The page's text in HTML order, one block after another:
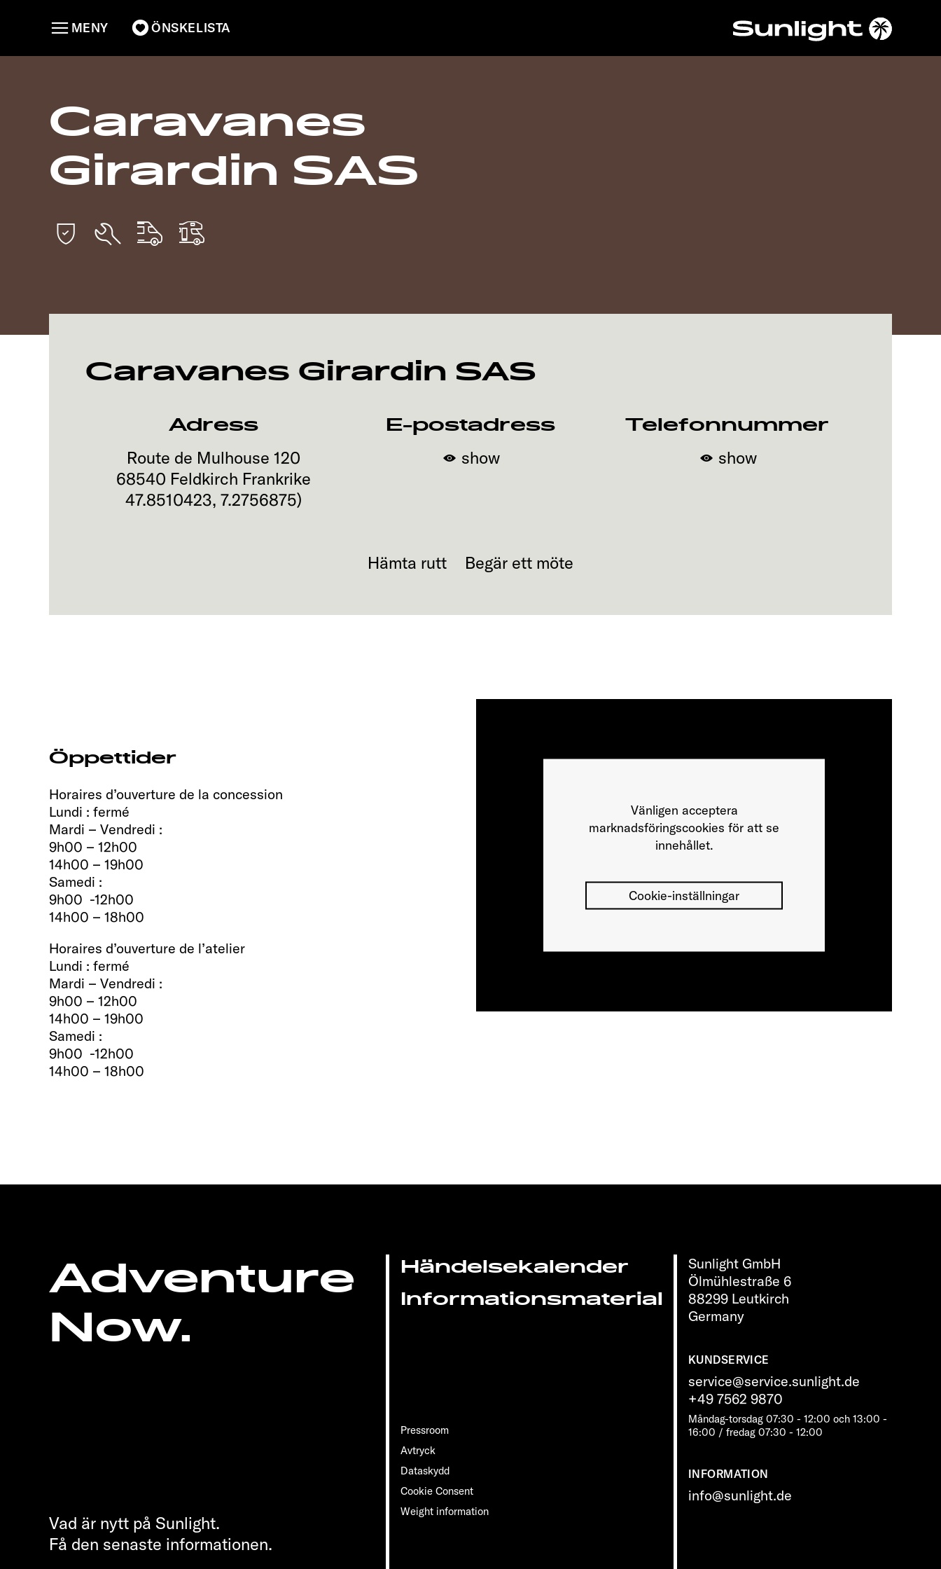
ÖNSKELISTA
MENY
Caravanes
Girardin SAS
Caravanes Girardin SAS
Adress
Route de Mulhouse 120
68540 Feldkirch Frankrike
47.8510423,7.2756875)
E-postadress
show
Telefonnummer
show
Hämta rutt Begär ett möte
Öppettider
Horaires d’ouverture de la concession
Lundi : fermé
Mardi – Vendredi :
9h00 – 12h00
14h00 – 19h00
Samedi :
9h00 -12h00
14h00 – 18h00
Horaires d’ouverture de l’atelier
Lundi : fermé
Mardi – Vendredi :
9h00 – 12h00
14h00 – 19h00
Samedi :
9h00 -12h00
14h00 – 18h00
Vänligen acceptera
marknadsföringscookies för att se
innehållet.
Cookie-inställningar
Adventure
Now.
Sunlight GmbH
Ölmühlestraße 6
88299 Leutkirch
Germany
KUNDSERVICE
service@service.sunlight.de
+49 7562 9870
Måndag-torsdag 07:30 - 12:00 och 13:00 -
16:00 / fredag ​​07:30 - 12:00
INFORMATION
info@sunlight.de
Händelsekalender
Informationsmaterial
Pressroom
Avtryck
Dataskydd
Cookie Consent
Weight information
Vad är nytt på Sunlight.
Få den senaste informationen.